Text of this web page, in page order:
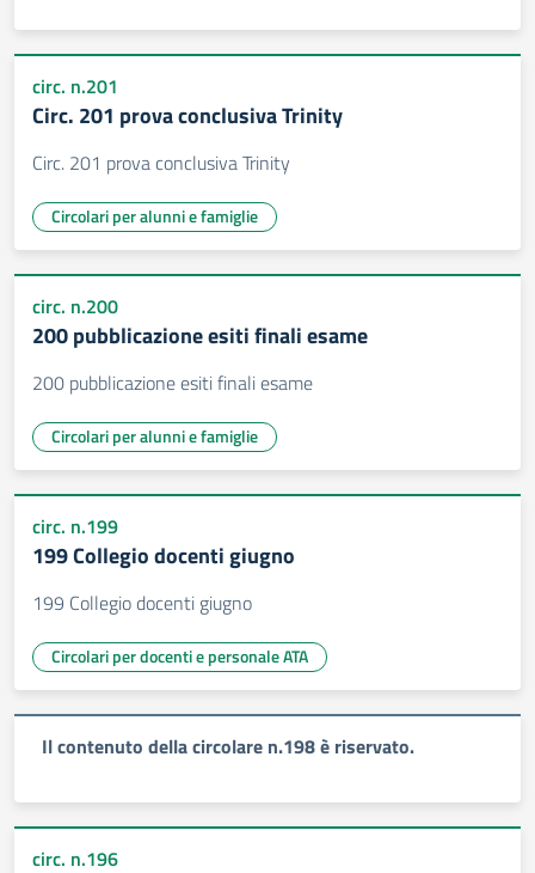
circ. n.201
Circ. 201 prova conclusiva Trinity
Circ. 201 prova conclusiva Trinity
Circolari per alunni e famiglie
circ. n.200
200 pubblicazione esiti finali esame
200 pubblicazione esiti finali esame
Circolari per alunni e famiglie
circ. n.199
199 Collegio docenti giugno
199 Collegio docenti giugno
Circolari per docenti e personale ATA
Il contenuto della circolare n.198 è riservato.
circ. n.196